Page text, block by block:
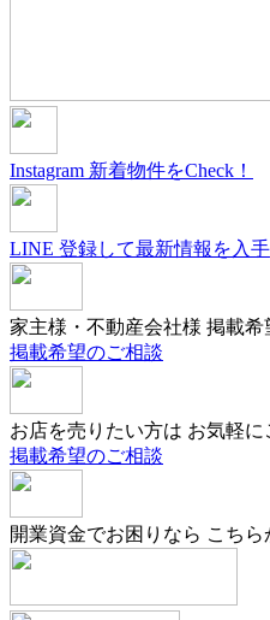
Instagram 新着物件をCheck！
LINE 登録して最新情報を入手
家主様・不動産会社様 掲載希
掲載希望のご相談
お店を売りたい方は お気軽に
掲載希望のご相談
開業資金でお困りなら こちら